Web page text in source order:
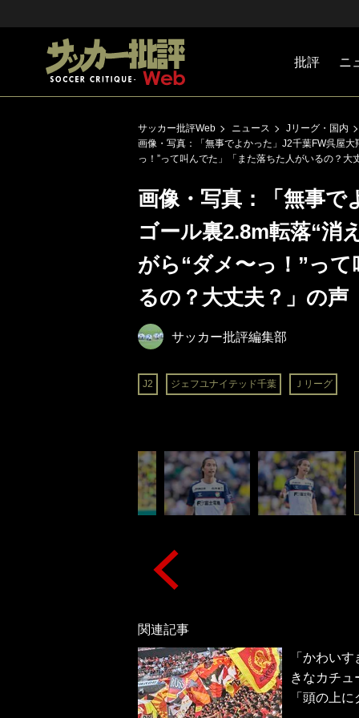
批評 ニ
サッカー批評Web ニュース
Jリーグ・国内
画像・写真：「無事でよかった」J2千葉FW呉屋
っ！”って叫んでた」「また落ちた人がいるの？大
画像・写真：「無事で
ゴール裏2.8m転落“消
がら“ダメ〜っ！”っ
るの？大丈夫？」の声
サッカー批評編集部
J2 ジェフユナイテッド千葉 Ｊリーグ
関連記事
「かわい
きなカチ
「頭の上